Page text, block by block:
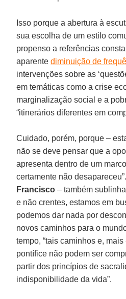
Isso porque a abertura à
sua escolha de um estilo
propenso a referências
aparentediminuição de
intervenções sobre as
em temáticas como a crise
marginalização social e a
“itinerários diferentes em
Cuidado, porém, porque –
não se deve pensar que a
apresenta dentro de um
certamente não
Francisco – também
e não crentes, estamos em
podemos dar nada por
novos caminhos para o
tempo, “tais caminhos e,
pontífice não podem ser
partir dos princípios de
indisponibilidade da vida”.